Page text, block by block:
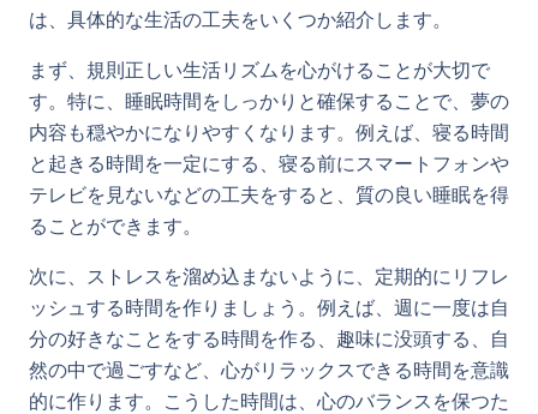
は、具体的な生活の工夫をいくつか紹介します。
まず、規則正しい生活リズムを心がけることが大切で
す。特に、睡眠時間をしっかりと確保することで、夢の
内容も穏やかになりやすくなります。例えば、寝る時間
と起きる時間を一定にする、寝る前にスマートフォンや
テレビを見ないなどの工夫をすると、質の良い睡眠を得
ることができます。
次に、ストレスを溜め込まないように、定期的にリフレ
ッシュする時間を作りましょう。例えば、週に一度は自
分の好きなことをする時間を作る、趣味に没頭する、自
然の中で過ごすなど、心がリラックスできる時間を意識
的に作ります。こうした時間は、心のバランスを保つた